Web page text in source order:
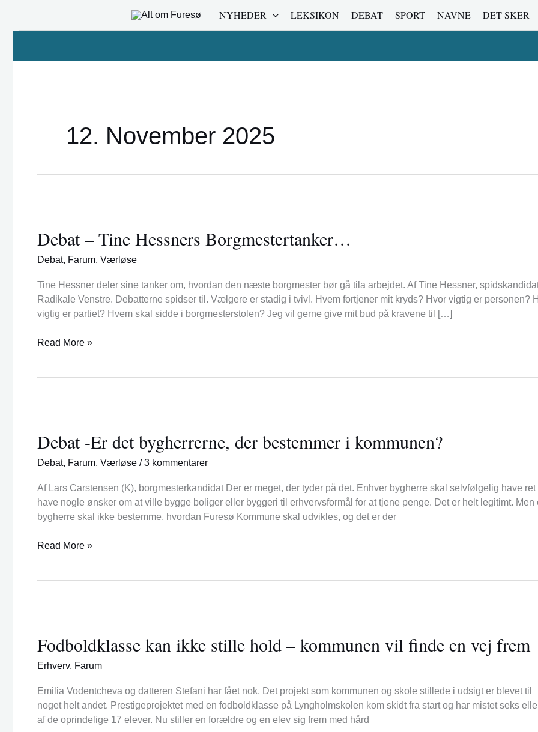
NYHEDER LEKSIKON DEBAT SPORT NAVNE DET SKER
12. November 2025
Debat – Tine Hessners Borgmestertanker…
Debat, Farum, Værløse
Tine Hessner deler sine tanker om, hvordan den næste borgmester bør gå tila arbejdet. Af Tine Hessner,
Radikale Venstre. Debatterne spidser til. Vælgere er stadig i tvivl. Hvem fortjener mit kryds? Hvor vigtig er personen?
vigtig er partiet? Hvem skal sidde i borgmesterstolen? Jeg vil gerne give mit bud på kravene til […]
Tine
Hessners
Borgmestertanker…
Read More »
Debat -Er det bygherrerne, der bestemmer i kommunen?
Debat, Farum, Værløse /3 kommentarer
Af Lars Carstensen (K), borgmesterkandidat Der er meget, der tyder på det. Enhver bygherre skal selvfølgelig have ret
have nogle ønsker om at ville bygge boliger eller byggeri til erhvervsformål for at tjene penge. Det er helt legitimt. Men
bygherre skal ikke bestemme, hvordan Furesø Kommune skal udvikles, og det er der
Er
det
bygherrerne,
bestemmer
i
kommunen?
Read More »
Fodboldklasse kan ikke stille hold – kommunen vil finde en vej frem
Erhverv, Farum
Emilia Vodentcheva og datteren Stefani har fået nok. Det projekt som kommunen og skole stillede i udsigt er blevet til
noget helt andet. Prestigeprojektet med en fodboldklasse på Lyngholmskolen kom skidt fra start og har mistet seks
af de oprindelige 17 elever. Nu stiller en forældre og en elev sig frem med hård
ikke
stille
hold
kommunen
vil
finde